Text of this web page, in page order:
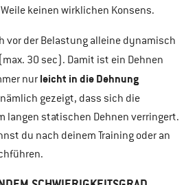
keinen wirklichen Konsens.
vor der Belastung alleine dynamisch
(max. 30 sec). Damit ist ein Dehnen
nur leicht in die Dehnung
gezeigt, dass sich die
langen statischen Dehnen verringert.
du nach deinem Training oder an